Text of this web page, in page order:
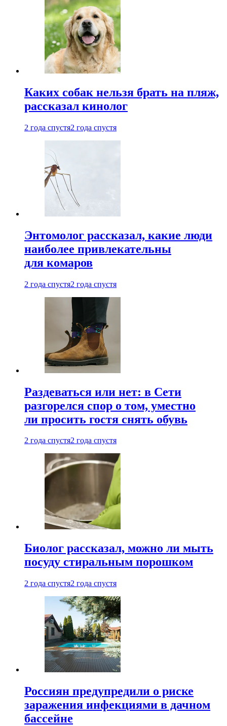
Каких собак нельзя брать на пляж,
рассказал кинолог
2 года спустя2 года спустя
Энтомолог рассказал, какие люди
наиболее привлекательны
для комаров
2 года спустя2 года спустя
Раздеваться или нет: в Сети
разгорелся спор о том, уместно
ли просить гостя снять обувь
2 года спустя2 года спустя
Биолог рассказал, можно ли мыть
посуду стиральным порошком
2 года спустя2 года спустя
Россиян предупредили о риске
заражения инфекциями в дачном
бассейне